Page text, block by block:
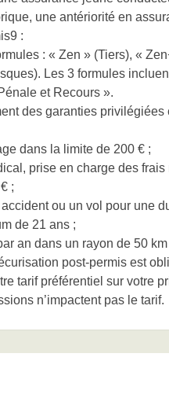
une antériorité en
:
: « Zen » (Tiers), «
Les 3 formules
et Recours ».
des garanties privilégiées
dans la limite de 200 € ;
prise en charge des frais
;
ou un vol pour une
de 21 ans ;
an dans un rayon de 50
post-permis est
tarif préférentiel sur votre
n’impactent pas le tarif.